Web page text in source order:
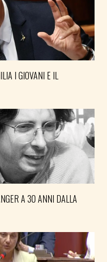
I GIOVANI E IL
A 30 ANNI DALLA